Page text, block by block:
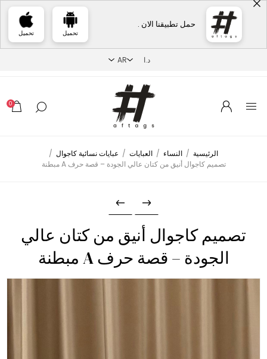
حمل تطبيقنا الان .
تحميل تحميل
0
الرئيسية / النساء / العبايات / عبايات نسائية كاجوال /
تصميم كاجوال أنيق من كتان عالي الجودة – قصة حرف A مبطنة
تصميم كاجوال أنيق من كتان عالي
الجودة – قصة حرف A مبطنة